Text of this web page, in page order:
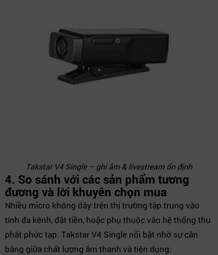
Takstar V4 Single – ghi âm & livestream ổn định
4. So sánh với các sản phẩm tương
đương và lời khuyên chọn mua
Nhiều micro không dây trên thị trường tập trung vào
tính đa kênh, đắt tiền, hoặc phụ thuộc vào hệ thống thu
phát phức tạp. Takstar V4 Single nổi bật nhờ sự cân
bằng giữa chất lượng âm thanh và tiện dụng: